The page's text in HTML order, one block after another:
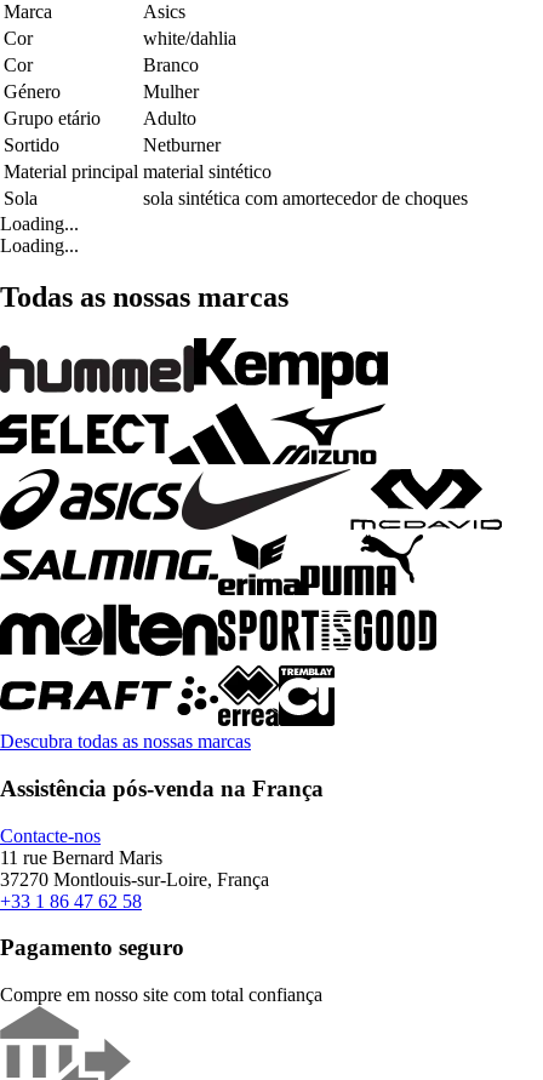
Marca
Asics
Cor
white/dahlia
Cor
Branco
Género
Mulher
Grupo etário
Adulto
Sortido
Netburner
Material principal material sintético
Sola
sola sintética com amortecedor de choques
Loading...
Loading...
Todas as nossas marcas
Descubra todas as nossas marcas
Assistência pós-venda na França
Contacte-nos
11 rue Bernard Maris
37270 Montlouis-sur-Loire, França
+33 1 86 47 62 58
Pagamento seguro
Compre em nosso site com total confiança